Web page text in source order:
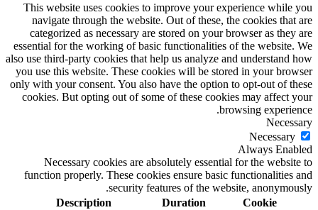
This website uses cookies to improve your experience while you
navigate through the website. Out of these, the cookies that are
categorized as necessary are stored on your browser as they are
essential for the working of basic functionalities of the website. We
also use third-party cookies that help us analyze and understand how
you use this website. These cookies will be stored in your browser
only with your consent. You also have the option to opt-out of these
cookies. But opting out of some of these cookies may affect your
browsing experience.
Necessary
Necessary
Always Enabled
Necessary cookies are absolutely essential for the website to
function properly. These cookies ensure basic functionalities and
security features of the website, anonymously.
Cookie
Duration
Description